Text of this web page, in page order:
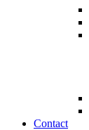
Contact